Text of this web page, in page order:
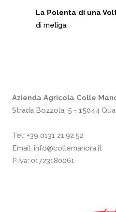
La Polenta di una
di meliga.
Azienda Agricola Colle
Strada Bozzola, 5 - 15044
Tel: +39 0131 21.92.52
Email: info@collemanora.it
P.Iva: 01723180061